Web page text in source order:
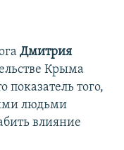
Дмитрия
Крыма
показатель того,
людьми
влияние